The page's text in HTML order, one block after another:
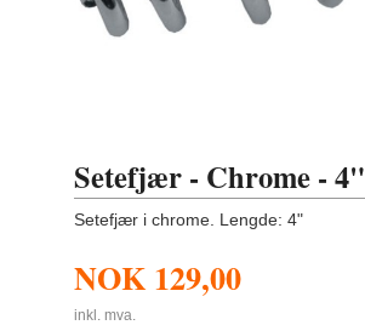
Setefjær - Chrome - 4"
Setefjær i chrome. Lengde: 4"
NOK 129,00
inkl. mva.